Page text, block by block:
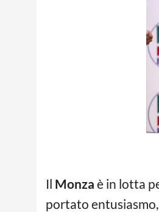
Il Monza è in lotta
portato